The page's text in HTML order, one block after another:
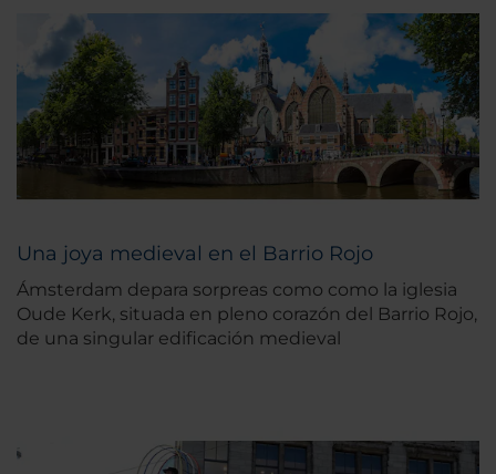
Una joya medieval en el Barrio Rojo
Ámsterdam depara sorpreas como como la iglesia
Oude Kerk, situada en pleno corazón del Barrio Rojo,
de una singular edificación medieval